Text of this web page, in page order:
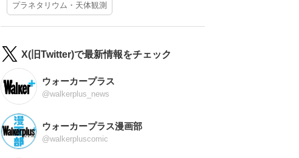
プラネタリウム・天体観測
X(旧Twitter)で最新情報をチェック
ウォーカープラス
@walkerplus_news
ウォーカープラス漫画部
@walkerpluscomic